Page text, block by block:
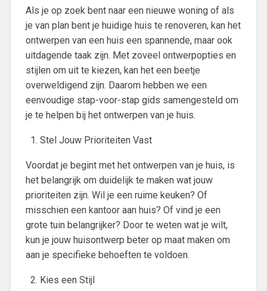
Als je op zoek bent naar een nieuwe woning of als
je van plan bent je huidige huis te renoveren, kan het
ontwerpen van een huis een spannende, maar ook
uitdagende taak zijn. Met zoveel ontwerpopties en
stijlen om uit te kiezen, kan het een beetje
overweldigend zijn. Daarom hebben we een
eenvoudige stap-voor-stap gids samengesteld om
je te helpen bij het ontwerpen van je huis.
Stel Jouw Prioriteiten Vast
Voordat je begint met het ontwerpen van je huis, is
het belangrijk om duidelijk te maken wat jouw
prioriteiten zijn. Wil je een ruime keuken? Of
misschien een kantoor aan huis? Of vind je een
grote tuin belangrijker? Door te weten wat je wilt,
kun je jouw huisontwerp beter op maat maken om
aan je specifieke behoeften te voldoen.
Kies een Stijl